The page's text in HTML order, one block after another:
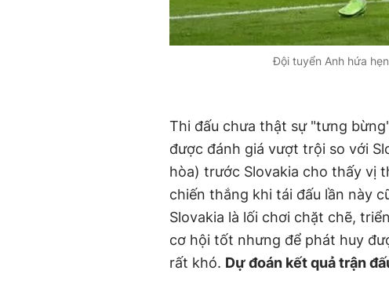
Đội tuyển Anh hứa
Thi đấu chưa thật sự "tưng
được đánh giá vượt trội so với
hòa) trước Slovakia cho thấy vị
chiến thắng khi tái đấu lần này
Slovakia là lối chơi chặt chẽ,
cơ hội tốt nhưng để phát huy
rất khó. Dự đoán kết quả trận